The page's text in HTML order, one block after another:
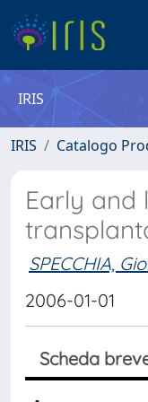
IRIS
IRIS Catalogo
Early and
SPECCHIA,
2006-01-01
Scheda